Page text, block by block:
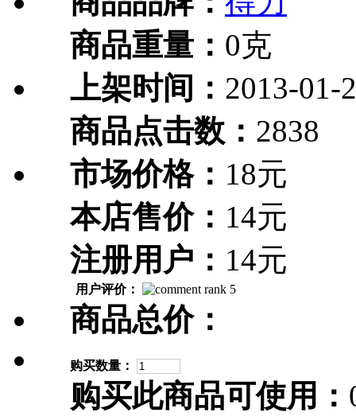
商品重量： 0克
上架时间： 2013-01-
商品点击数： 2838
市场价格： 18元
本店售价： 14元
注册用户： 14元
用户评价：
商品总价：
购买数量：
购买此商品可使用：